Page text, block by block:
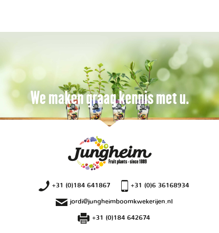
We maken graag kennis met u.
+31 (0)184 641867 +31 (0)6 36168934
jordi@jungheimboomkwekerijen.nl
+31 (0)184 642674